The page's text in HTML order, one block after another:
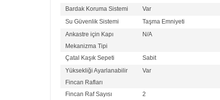
Bardak Koruma Sistemi
Var
Su Güvenlik Sistemi
Taşma Emniyeti
Ankastre için Kapı
Mekanizma Tipi
N/A
Çatal Kaşık Sepeti
Sabit
Yüksekliği Ayarlanabilir
Fincan Rafları
Var
Fincan Raf Sayısı
2